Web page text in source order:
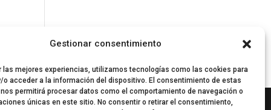
Gestionar consentimiento
las mejores experiencias, utilizamos tecnologías como las cookies para
o acceder a la información del dispositivo. El consentimiento de estas
permitirá procesar datos como el comportamiento de navegación o
únicas en este sitio. No consentir o retirar el consentimiento,